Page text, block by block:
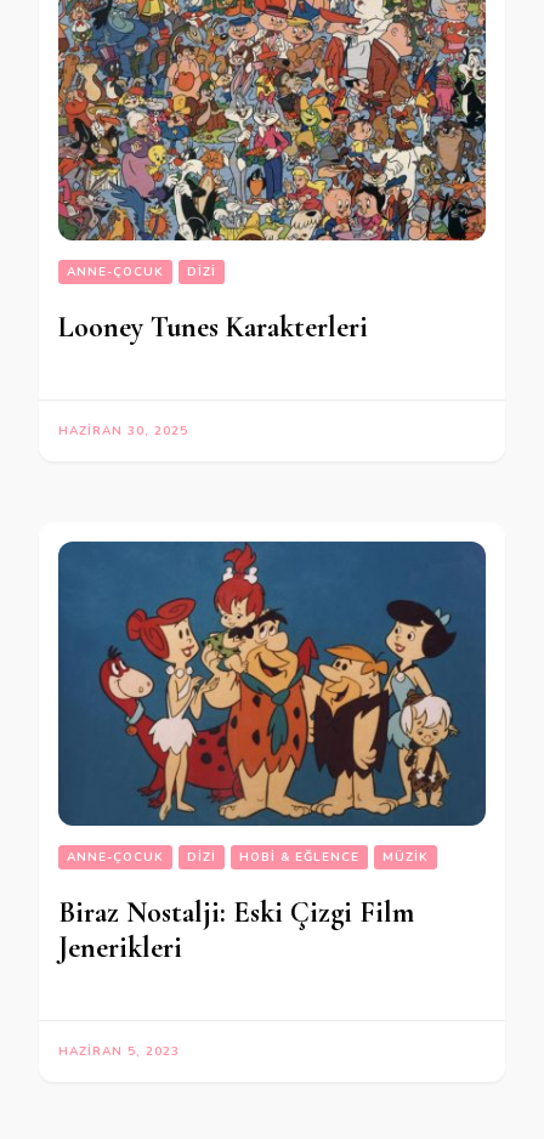
ANNE-ÇOCUK DIZI
Looney Tunes Karakterleri
HAZIRAN 30, 2025
ANNE-ÇOCUK DIZI HOBI & EĞLENCE MÜZIK
Biraz Nostalji: Eski Çizgi Film
Jenerikleri
HAZIRAN 5, 2023